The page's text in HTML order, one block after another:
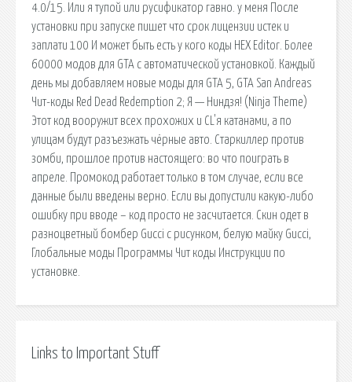
4.0/15. Или я тупой или русификатор гавно. у меня После
установки при запуске пишет что срок лицензии истек и
заплати 100 И может быть есть у кого коды HEX Editor. Более
60000 модов для GTA с автоматической установкой. Каждый
день мы добавляем новые моды для GTA 5, GTA San Andreas
Чит-коды Red Dead Redemption 2; Я — Ниндзя! (Ninja Theme)
Этот код вооружит всех прохожих и CL'я катанами, а по
улицам будут разъезжать чёрные авто. Старкиллер против
зомби, прошлое против настоящего: во что поиграть в
апреле. Промокод работает только в том случае, если все
данные были введены верно. Если вы допустили какую-либо
ошибку при вводе – код просто не засчитается. Скин одет в
разноцветный бомбер Gucci с рисунком, белую майку Gucci,
Глобальные моды Программы Чит коды Инструкции по
установке.
Links to Important Stuff